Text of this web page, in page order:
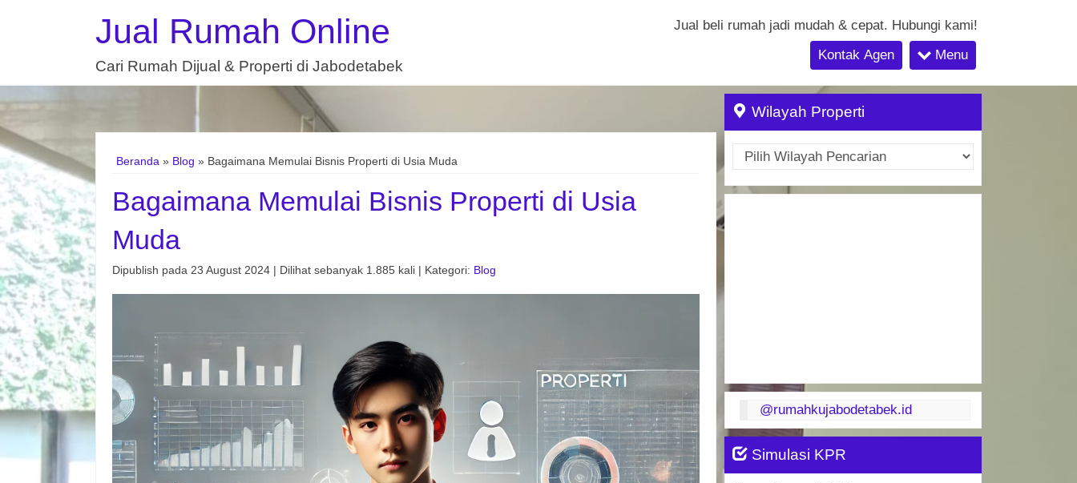
Jual Rumah Online
Cari Rumah Dijual & Properti di Jabodetabek
Jual beli rumah jadi mudah & cepat. Hubungi kami!
Kontak Agen
Menu
Beranda » Blog » Bagaimana Memulai Bisnis Properti di Usia Muda
Bagaimana Memulai Bisnis Properti di Usia
Muda
Dipublish pada 23 August 2024 | Dilihat sebanyak 1.885 kali | Kategori: Blog
Wilayah Properti
@rumahkujabodetabek.id
Simulasi KPR